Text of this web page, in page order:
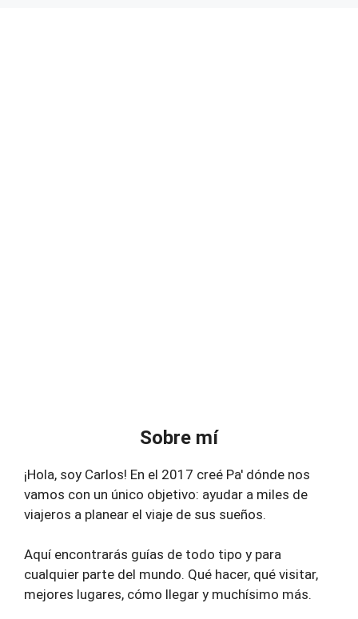
Sobre mí
¡Hola, soy Carlos! En el 2017 creé Pa' dónde nos
vamos con un único objetivo: ayudar a miles de
viajeros a planear el viaje de sus sueños.
Aquí encontrarás guías de todo tipo y para
cualquier parte del mundo. Qué hacer, qué visitar,
mejores lugares, cómo llegar y muchísimo más.